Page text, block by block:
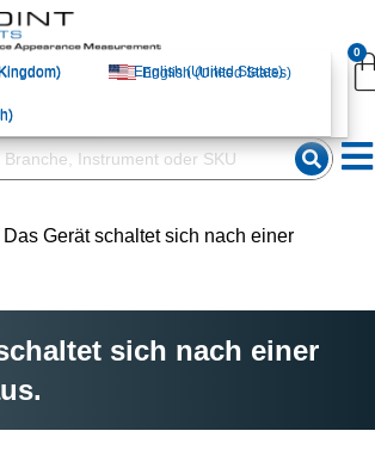
0
English (United States)
English (United States)
Das Gerät schaltet sich nach einer
sich nach einer